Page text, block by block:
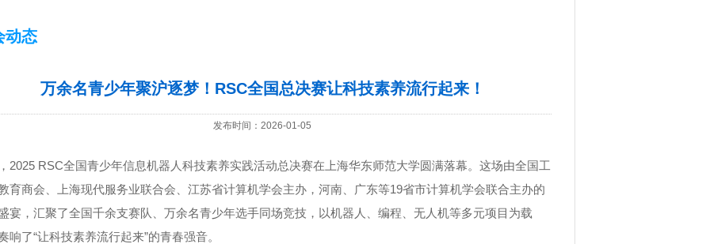
动态
万余名青少年聚沪逐梦！RSC全国总决赛让科技素养流行起来！
发布时间：2026-01-05
2025 RSC全国青少年信息机器人科技素养实践活动总决赛在上海华东师范大学圆满落幕。这场由全国工
育商会、上海现代服务业联合会、江苏省计算机学会主办，河南、广东等19省市计算机学会联合主办的
宴，汇聚了全国千余支赛队、万余名青少年选手同场竞技，以机器人、编程、无人机等多元项目为载
响了“让科技素养流行起来”的青春强音。